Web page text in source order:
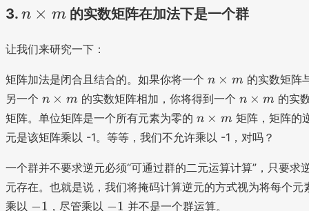
3. n
ti
m
es
m
n × m的实数矩阵在加法下是一个群
让我们来研究一下：
矩阵加法是闭合且结合的。如果你将一个 n
×
m
n × m的实数矩阵
另一个 n
×
m
n × m的实数矩阵相加，你将得到一个 n
×
m
n × m 的实
矩阵。单位矩阵是一个所有元素为零的 n
×
m
n × m矩阵，矩阵的
元是该矩阵乘以 -1。等等，我们不允许乘以 -1，对吗？
一个群并不要求逆元必须“可通过群的二元运算计算”，只要求
元存在。也就是说，我们将掩码计算逆元的方式视为将每个元
乘以 -
−1 ，尽管乘以 -
−1 并不是一个群运算。